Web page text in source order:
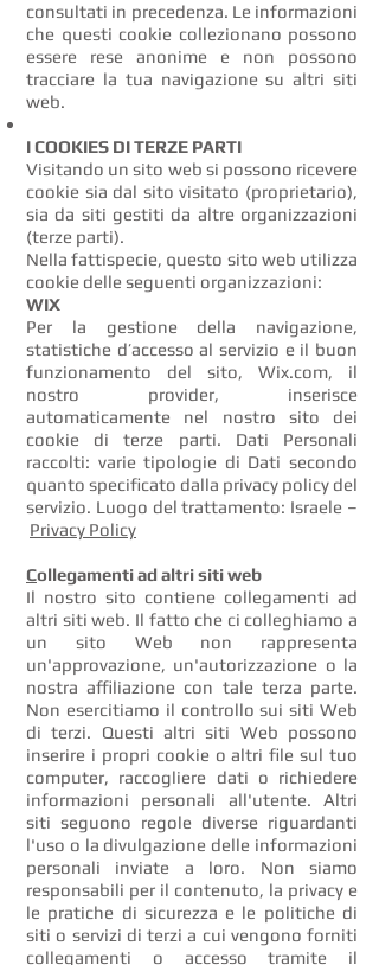
consultati in precedenza. Le informazioni
che questi cookie collezionano possono
essere rese anonime e non possono
tracciare la tua navigazione su altri siti
web.
I COOKIES DI TERZE PARTI
Visitando un sito web si possono ricevere
cookie sia dal sito visitato (proprietario),
sia da siti gestiti da altre organizzazioni
(terze parti).
Nella fattispecie, questo sito web utilizza
cookie delle seguenti organizzazioni:
WIX
Per la gestione della navigazione,
statistiche d’accesso al servizio e il buon
funzionamento del sito, Wix.com, il
nostro provider, inserisce
automaticamente nel nostro sito dei
cookie di terze parti. Dati Personali
raccolti: varie tipologie di Dati secondo
quanto specificato dalla privacy policy del
servizio. Luogo del trattamento: Israele –
Privacy Policy
Collegamenti ad altri siti web
Il nostro sito contiene collegamenti ad
altri siti web. Il fatto che ci colleghiamo a
un sito Web non rappresenta
un'approvazione, un'autorizzazione o la
nostra affiliazione con tale terza parte.
Non esercitiamo il controllo sui siti Web
di terzi. Questi altri siti Web possono
inserire i propri cookie o altri file sul tuo
computer, raccogliere dati o richiedere
informazioni personali all'utente. Altri
siti seguono regole diverse riguardanti
l'uso o la divulgazione delle informazioni
personali inviate a loro. Non siamo
responsabili per il contenuto, la privacy e
le pratiche di sicurezza e le politiche di
siti o servizi di terzi a cui vengono forniti
collegamenti o accesso tramite il